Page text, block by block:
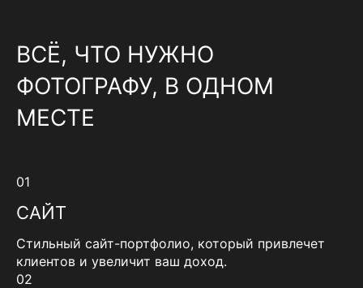
ВСЁ, ЧТО НУЖНО
ФОТОГРАФУ, В ОДНОМ
МЕСТЕ
01
САЙТ
Стильный сайт-портфолио, который привлечет
клиентов и увеличит ваш доход.
02